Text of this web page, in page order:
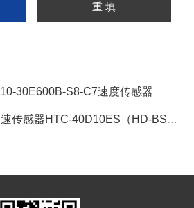
30E600B-S8-C7速度传感器
传感器HTC-40D10ES（HD-BSC26